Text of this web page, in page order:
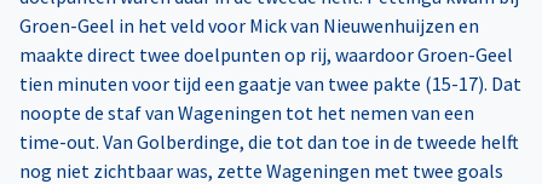
Groen-Geel in het veld voor Mick van Nieuwenhuijzen en
maakte direct twee doelpunten op rij, waardoor Groen-Geel
tien minuten voor tijd een gaatje van twee pakte (15-17). Dat
noopte de staf van Wageningen tot het nemen van een
time-out. Van Golberdinge, die tot dan toe in de tweede helft
nog niet zichtbaar was, zette Wageningen met twee goals